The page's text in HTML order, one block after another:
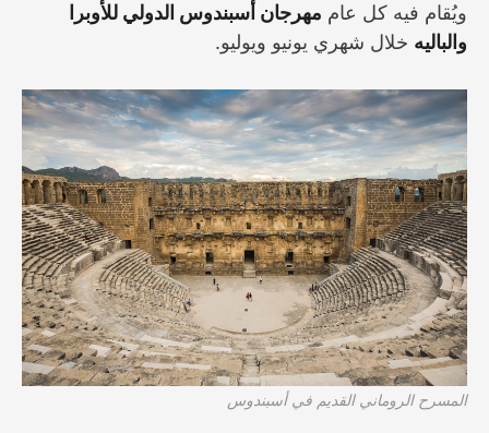
ويُقام فيه كل عام مهرجان أسبندوس الدولي للأوبرا
والباليه خلال شهري يونيو ويوليو.
المسرح الروماني القديم في أسبندوس